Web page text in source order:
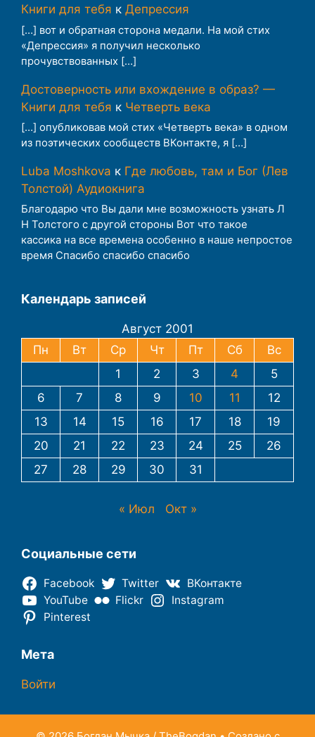
Книги для тебя к Депрессия
[…] вот и обратная сторона медали. На мой стих
«Депрессия» я получил несколько
прочувствованных […]
Достоверность или вхождение в образ? —
Книги для тебя к Четверть века
[…] опубликовав мой стих «Четверть века» в одном
из поэтических сообществ ВКонтакте, я […]
Luba Moshkova к Где любовь, там и Бог (Лев
Толстой) Аудиокнига
Благодарю что Вы дали мне возможность узнать Л
Н Толстого с другой стороны Вот что такое
кассика на все времена особенно в наше непростое
время Спасибо спасибо спасибо
Календарь записей
Август 2001
Пн
Вт Ср Чт Пт Сб
Вс
1
2 3 4
5
6
7 8 9 10 11
12
13
14 15 16 17 18
19
20
21 22 23 24 25
26
27
28 29 30 31
« Июл Окт »
Социальные сети
Facebook Twitter
ВКонтакте
YouTube
Flickr
Instagram
Pinterest
Мета
Войти